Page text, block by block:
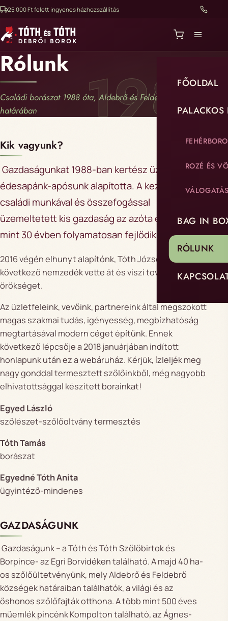
25 000 Ft felett ingyenes házhozszállítás
FŐOLDAL
ROZÉ ÉS
BAG IN
RÓLUNK
1988
Rólunk
Családi borászat 1988 óta, Aldebrő és Feldebrő
határában
Kik vagyunk?
Gazdaságunkat 1988-ban kertész üzemmérnök
édesapánk-apósunk alapította. A kezdetben
családi munkával és összefogással
üzemeltetett kis gazdaság az azóta eltelt több
mint 30 évben folyamatosan fejlődik, növekszik.
2016 végén elhunyt alapítónk, Tóth József után a
következő nemzedék vette át és viszi tovább az
örökséget.
Az üzletfeleink, vevőink, partnereink által megszokott
magas szakmai tudás, igényesség, megbízhatóság
megtartásával modern céget építünk. Ennek
következő lépcsője a 2018 januárjában indított
honlapunk után ez a webáruház. Kérjük, ízleljék meg
nagy gonddal termesztett szőlőinkből, még nagyobb
elhivatottsággal készített borainkat!
Egyed László
szőlészet-szőlőoltvány termesztés
Tóth Tamás
borászat
Egyedné Tóth Anita
ügyintéző-mindenes
GAZDASÁGUNK
Gazdaságunk – a Tóth és Tóth Szőlőbirtok és
Borpince- az Egri Borvidéken található. A majd 40 ha-
os szőlőültetvényünk, mely Aldebrő és Feldebrő
községek határaiban találhatók, a világi és az
őshonos szőlőfajták otthona. A több mint 500 éves
műemlék pincénk Kompolton található, az Ágnes-